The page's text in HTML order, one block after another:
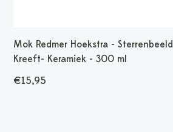
Mok Redmer Hoekstra - Sterrenbeeld
Kreeft- Keramiek - 300 ml
€15,95